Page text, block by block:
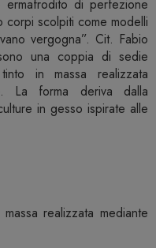
ermafrodito di perfezione
corpi scolpiti come modelli
vergogna”. Cit. Fabio
una coppia di sedie
in massa realizzata
La forma deriva dalla
in gesso ispirate alle
realizzata mediante